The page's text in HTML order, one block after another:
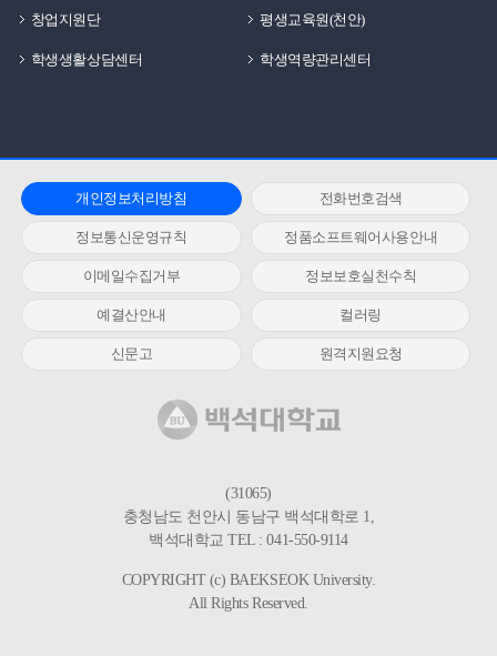
창업지원단 평생교육원(천안)
학생생활상담센터 학생역량관리센터
개인정보처리방침 전화번호검색
정보통신운영규칙 정품소프트웨어사용안내
이메일수집거부 정보보호실천수칙
예결산안내 컬러링
신문고 원격지원요청
(31065)
충청남도 천안시 동남구 백석대학로 1,
백석대학교 TEL : 041-550-9114
COPYRIGHT (c) BAEKSEOK University.
All Rights Reserved.